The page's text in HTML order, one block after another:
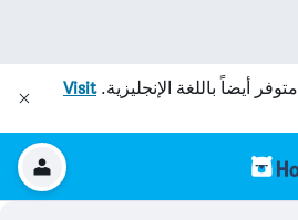
متوفر أيضاً باللغة الإنجليزية.Visit